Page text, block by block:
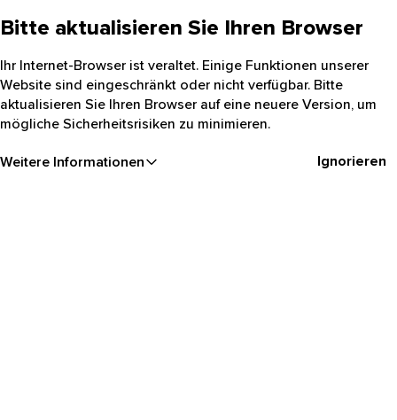
Bitte aktualisieren Sie Ihren Browser
Ihr Internet-Browser ist veraltet. Einige Funktionen unserer
Website sind eingeschränkt oder nicht verfügbar. Bitte
aktualisieren Sie Ihren Browser auf eine neuere Version, um
mögliche Sicherheitsrisiken zu minimieren.
Weitere Informationen Ignorieren